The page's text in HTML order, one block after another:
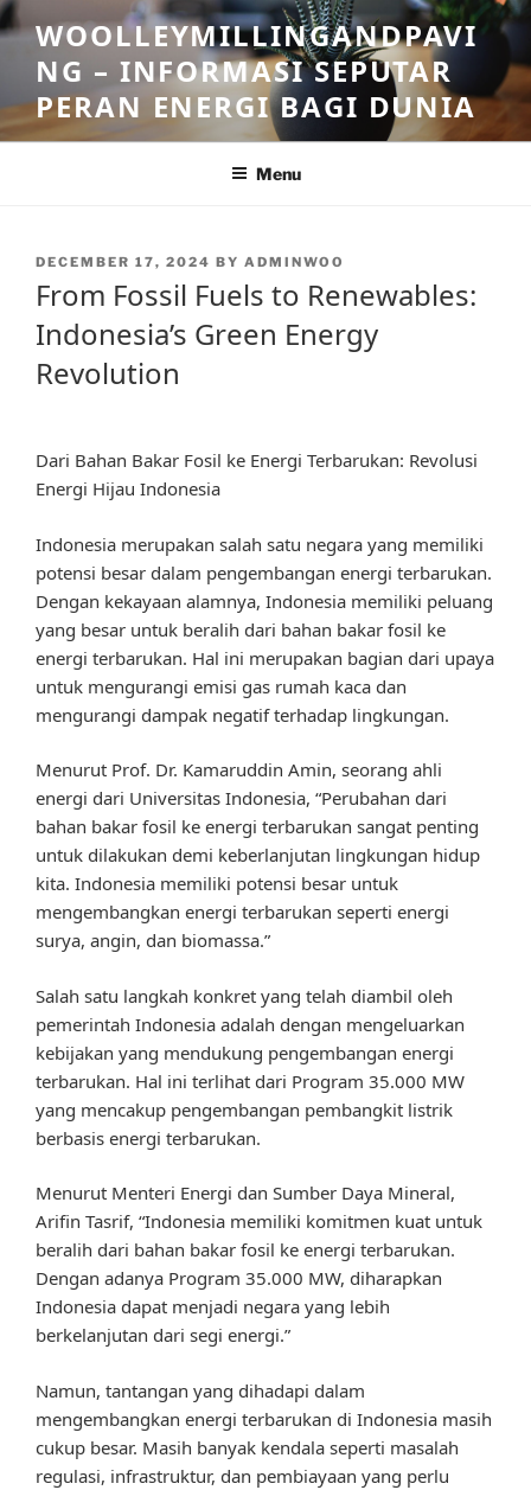
Skip
to
content
WOOLLEYMILLINGANDPAVI
NG – INFORMASI SEPUTAR
PERAN ENERGI BAGI DUNIA
Menu
POSTED
DECEMBER 17, 2024 BY ADMINWOO
From Fossil Fuels to Renewables:
Indonesia’s Green Energy
Revolution
Dari Bahan Bakar Fosil ke Energi Terbarukan: Revolusi
Energi Hijau Indonesia
Indonesia merupakan salah satu negara yang memiliki
potensi besar dalam pengembangan energi terbarukan.
Dengan kekayaan alamnya, Indonesia memiliki peluang
yang besar untuk beralih dari bahan bakar fosil ke
energi terbarukan. Hal ini merupakan bagian dari upaya
untuk mengurangi emisi gas rumah kaca dan
mengurangi dampak negatif terhadap lingkungan.
Menurut Prof. Dr. Kamaruddin Amin, seorang ahli
energi dari Universitas Indonesia, “Perubahan dari
bahan bakar fosil ke energi terbarukan sangat penting
untuk dilakukan demi keberlanjutan lingkungan hidup
kita. Indonesia memiliki potensi besar untuk
mengembangkan energi terbarukan seperti energi
surya, angin, dan biomassa.”
Salah satu langkah konkret yang telah diambil oleh
pemerintah Indonesia adalah dengan mengeluarkan
kebijakan yang mendukung pengembangan energi
terbarukan. Hal ini terlihat dari Program 35.000 MW
yang mencakup pengembangan pembangkit listrik
berbasis energi terbarukan.
Menurut Menteri Energi dan Sumber Daya Mineral,
Arifin Tasrif, “Indonesia memiliki komitmen kuat untuk
beralih dari bahan bakar fosil ke energi terbarukan.
Dengan adanya Program 35.000 MW, diharapkan
Indonesia dapat menjadi negara yang lebih
berkelanjutan dari segi energi.”
Namun, tantangan yang dihadapi dalam
mengembangkan energi terbarukan di Indonesia masih
cukup besar. Masih banyak kendala seperti masalah
regulasi, infrastruktur, dan pembiayaan yang perlu